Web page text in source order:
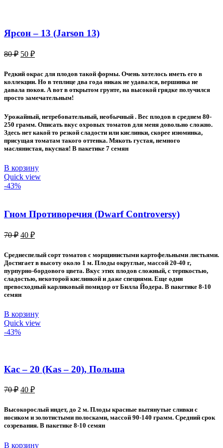
Ярсон – 13 (Jarson 13)
80₽ Первоначальная
составляла
80 ₽.
50 ₽Текущая
50 ₽.
Редкий окрас для плодов такой формы. Очень хотелось иметь его в
коллекции. Но в теплице два года никак не удавался, вершинка не
давала покоя. А вот в открытом грунте, на высокой грядке получился
просто замечательным!
Урожайный, нетребовательный, необычный . Вес плодов в среднем 80-
250 грамм. Описать вкус охровых томатов для меня довольно сложно.
Здесь нет какой то резкой сладости или кислинки, скорее изюминка,
присущая томатам такого оттенка. Мякоть густая, немного
маслянистая, вкусная! В пакетике 7 семян
В корзину
Quick view
-43%
Гном Противоречия (Dwarf Controversy)
70₽ Первоначальная
составляла
70 ₽.
40 ₽Текущая
40 ₽.
Среднеспелый сорт томатов с морщинистыми картофельными листьями.
Достигает в высоту около 1 м. Плоды округлые, массой 20-40 г,
пурпурно-бордового цвета. Вкус этих плодов сложный, с терпкостью,
сладостью, некоторой кислинкой и даже специями. Еще один
превосходный карликовый помидор от Билла Йодера. В пакетике 8-10
семян
В корзину
Quick view
-43%
Кас – 20 (Kas – 20), Польша
70₽ Первоначальная
составляла
70 ₽.
40 ₽Текущая
40 ₽.
Высокорослый индет, до 2 м. Плоды красные вытянутые сливки с
носиком и золотистыми полосками, массой 90-140 грамм. Средний срок
созревания. В пакетике 8-10 семян
В корзину